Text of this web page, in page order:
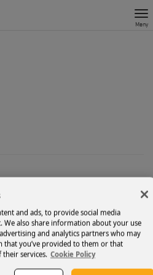
Meny
556037-8225
- 16.00
and ads, to provide social media
We also share information about your use
and analytics partners who may
you’ve provided to them or that
their services. Cookie Policy